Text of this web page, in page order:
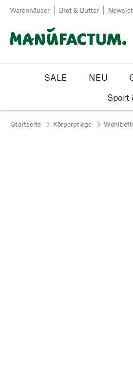
Zum Inhalt springen
Warenhäuser Brot & Butter
SALE NEU
Sport
Startseite Körperpflege